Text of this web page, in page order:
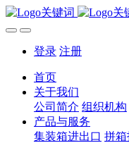
登录 注册
首页
关于我们
公司简介 组织机构
产品与服务
集装箱进出口 拼箱